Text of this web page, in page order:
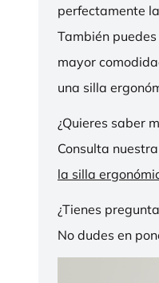
perfectamente
También
mayor
una silla
¿Quieres saber
Consulta
la silla
¿Tienes
No dudes en